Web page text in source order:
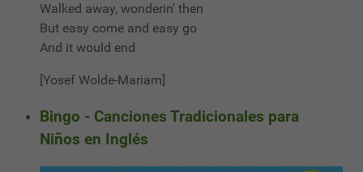
Walked away, wonderin' then
But easy come and easy go
And it would end
[Yosef Wolde-Mariam]
Bingo - Canciones Tradicionales para
Niños en Inglés